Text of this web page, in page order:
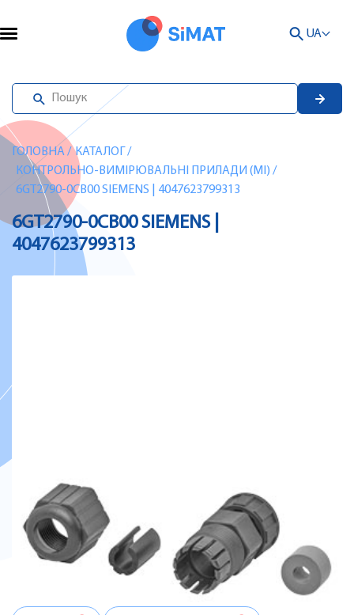
UA
ГОЛОВНА/ КАТАЛОГ /
КОНТРОЛЬНО-ВИМІРЮВАЛЬНІ ПРИЛАДИ (MI) /
6GT2790-0CB00 SIEMENS | 4047623799313
6GT2790-0CB00 SIEMENS |
4047623799313